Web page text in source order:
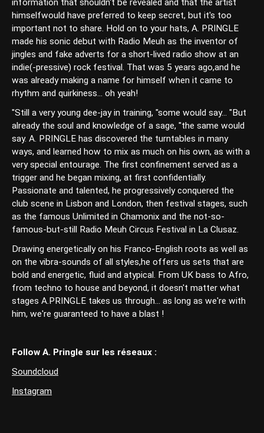
information that shouldn't be revealed and that the artist
himselfwould have preferred to keep secret, but it's too
important not to share. Hold on to your hats, A. PRINGLE
made his sonic debut with Radio Meuh as the inventor of
jingles and fake adverts for a short-lived radio show at an
indie(-pressive) rock festival. That was 5 years ago,and he
was already making a name for himself when it came to
rhythm and quirkiness... oh yeah!
"Still a very young dee-jay in training, "some would say... "But
already the soul and knowledge of a sage, "the same would
say. A. PRINGLE has discovered the turntables in many
ways, and learned how to mix as much on his own, as with a
very special entourage. The first confinement served as a
trigger and he began mixing, at first confidentially.
Passionate and talented, he progressively conquered the
club scene in Lisbon and London, then festival stages, such
as the famous Unlimited in Chamonix and the not-so-
famous-but-still Radio Meuh Circus Festival in La Clusaz.
Drawing energetically on his Franco-English roots as well as
on the vibra-sounds of all styles,he offers us sets that are
bold and energetic, fluid and atypical. From UK bass to Afro,
from techno to house and beyond, it doesn't matter what
stages A.PRINGLE takes us through... as long as we're with
him, we're guaranteed to have a blast !
Follow A. Pringle sur les réseaux :
Soundcloud
Instagram